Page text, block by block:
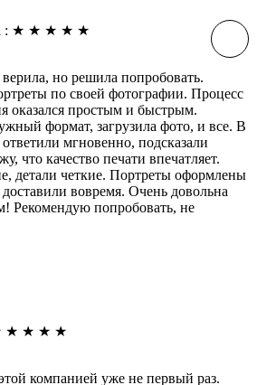
: ★ ★ ★ ★ ★
но решила попробовать.
по своей фотографии. Процесс
оказался простым и быстрым.
формат, загрузила фото, и все. В
мгновенно, подсказали
что качество печати впечатляет.
детали четкие. Портреты оформлены
доставили вовремя. Очень довольна
Рекомендую попробовать, не
★ ★ ★ ★
компанией уже не первый раз.